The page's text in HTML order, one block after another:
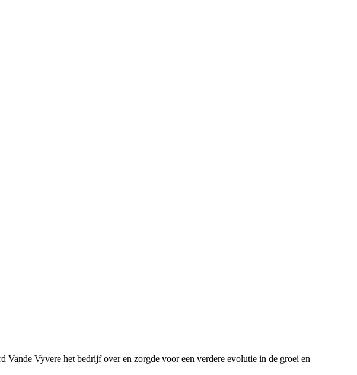
Vyvere het bedrijf over en zorgde voor een verdere evolutie in de groei en